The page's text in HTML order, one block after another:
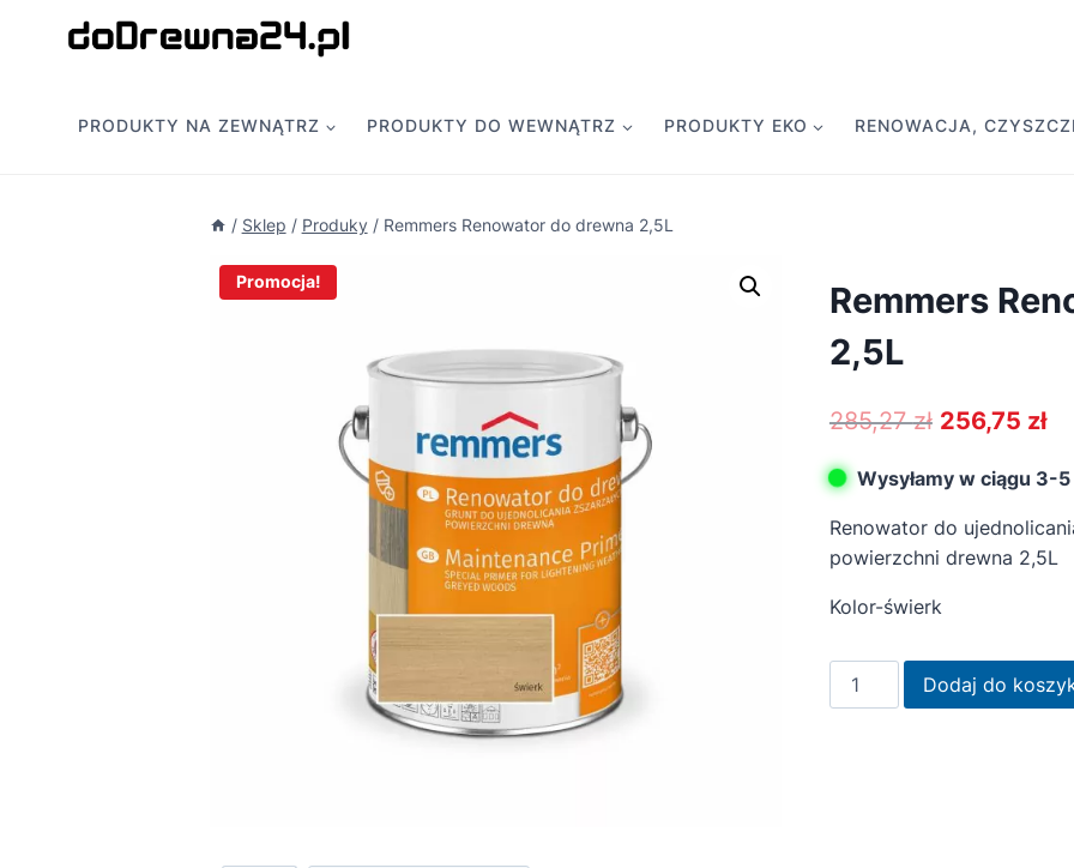
PRODUKTY NA ZEWNĄTRZ PRODUKTY DO WEWNĄTRZ PRODUKTY EKO RENOWACJA,
/ Sklep / Produky / Remmers Renowator do drewna 2,5L
Promocja!
Remmers
2,5L
285,27zł Pierwotna
wynosiła:
285,27 zł.
256,75 zł
Wysyłamy w ciągu 3-
Renowator do
powierzchni drewna 2,5L
Kolor-świerk
ilość
Remmers
Dodaj do